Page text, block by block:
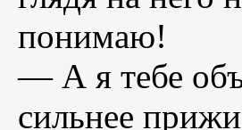
понимаю!
— А я тебе
сильнее